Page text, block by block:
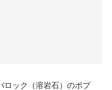
ック（溶岩石）のポプ